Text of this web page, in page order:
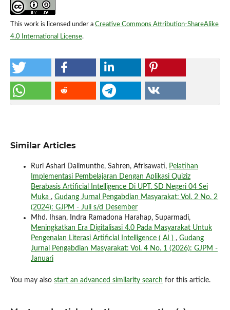
This work is licensed under a Creative Commons Attribution-ShareAlike
4.0 International License.
Similar Articles
Ruri Ashari Dalimunthe, Sahren, Afrisawati, Pelatihan
Implementasi Pembelajaran Dengan Aplikasi Quiziz
Berabasis Artificial Intelligence Di UPT. SD Negeri 04 Sei
Muka , Gudang Jurnal Pengabdian Masyarakat: Vol. 2 No. 2
(2024): GJPM - Juli s/d Desember
Mhd. Ihsan, Indra Ramadona Harahap, Suparmadi,
Meningkatkan Era Digitalisasi 4.0 Pada Masyarakat Untuk
Pengenalan Literasi Artificial Intelligence ( AI ) , Gudang
Jurnal Pengabdian Masyarakat: Vol. 4 No. 1 (2026): GJPM -
Januari
You may also start an advanced similarity search for this article.